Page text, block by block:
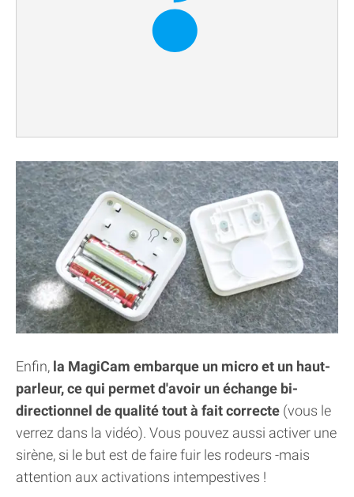
Enfin, la MagiCam embarque un micro et un haut-
parleur, ce qui permet d'avoir un échange bi-
directionnel de qualité tout à fait correcte (vous le
verrez dans la vidéo). Vous pouvez aussi activer une
sirène, si le but est de faire fuir les rodeurs -mais
attention aux activations intempestives !